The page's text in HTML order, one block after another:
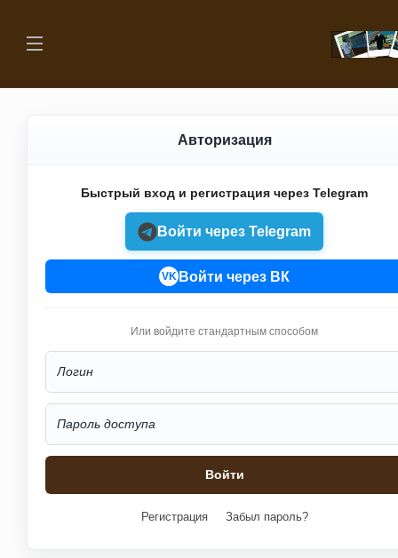
Авторизация
Быстрый вход и регистрация через Telegram
Войти через Telegram
VK Войти через ВК
Или войдите стандартным способом
Регистрация Забыл пароль?